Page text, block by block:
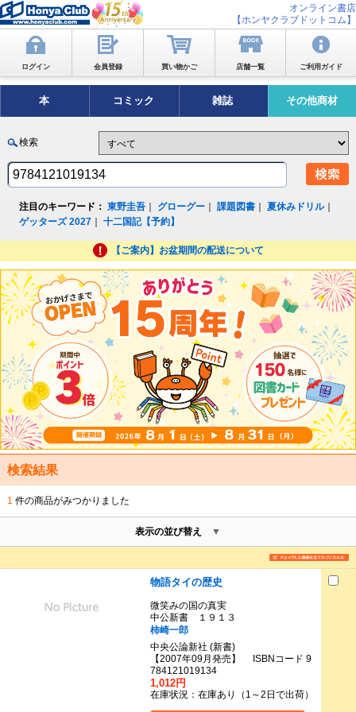
オンライン書店
【ホンヤクラブドットコム】
ログイン 会員登録 買い物かご 店舗一覧 ご利用ガイド
本 コミック 雑誌 その他商材
検索
注目のキーワード： 東野圭吾 グローグー ｜課題図書 ｜夏休みドリル｜
ゲッターズ 2027 ｜十二国記【予約】
【ご案内】お盆期間の配送について
検索結果
1 件の商品がみつかりました
表示の並び替え
物語タイの歴史
微笑みの国の真実
中公新書 １９１３
柿崎一郎
中央公論新社 (新書)
【2007年09月発売】 ISBNコード 9
784121019134
1,012円
在庫状況：在庫あり（1～2日で出荷）